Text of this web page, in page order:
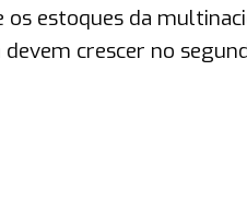
os estoques da
crescer no